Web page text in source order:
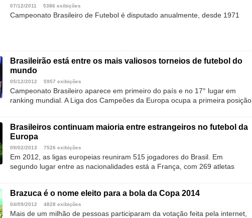
07/12/2011 5386 exibições
Campeonato Brasileiro de Futebol é disputado anualmente, desde 1971
Brasileirão está entre os mais valiosos torneios de futebol do
mundo
05/12/2012 5957 exibições
Campeonato Brasileiro aparece em primeiro do país e no 17° lugar em
ranking mundial. A Liga dos Campeões da Europa ocupa a primeira posição
Brasileiros continuam maioria entre estrangeiros no futebol da
Europa
09/02/2013 7526 exibições
Em 2012, as ligas europeias reuniram 515 jogadores do Brasil. Em
segundo lugar entre as nacionalidades está a França, com 269 atletas
Brazuca é o nome eleito para a bola da Copa 2014
04/09/2012 4828 exibições
Mais de um milhão de pessoas participaram da votação feita pela internet,